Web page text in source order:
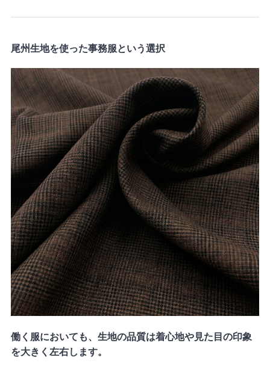
尾州生地を使った事務服という選択
働く服においても、生地の品質は着心地や見た目の印象
を大きく左右します。